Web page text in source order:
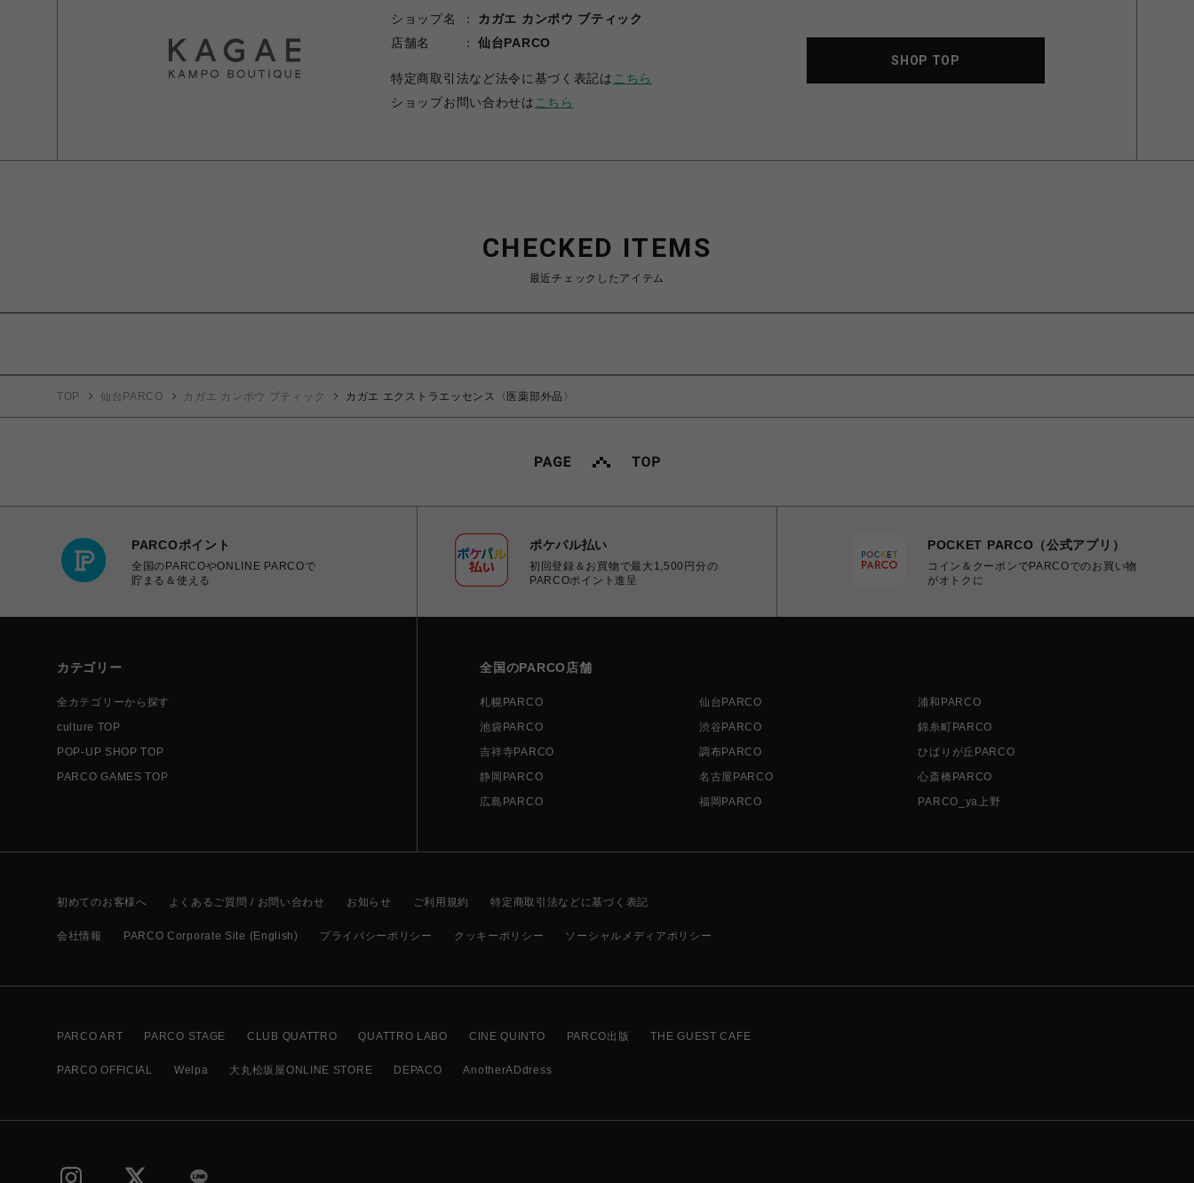
ショップ名
カガエ カンポウ ブティック
店舗名
仙台PARCO
特定商取引法など法令に基づく表記は こちら
ショップお問い合わせは こちら
SHOP TOP
CHECKED ITEMS
最近チェックしたアイテム
TOP 仙台PARCO カガエ カンポウ ブティック カガエ エクストラエッセンス〈医薬部外品〉
PARCOポイント
全国のPARCOやONLINE PARCOで
貯まる＆使える
ポケパル払い
初回登録＆お買物で最大1,500円分の
PARCOポイント進呈
POCKET PARCO（公式アプリ）
コイン＆クーポンでPARCOでのお買い物
がオトクに
カテゴリー
全カテゴリーから探す
culture TOP
POP-UP SHOP TOP
PARCO GAMES TOP
全国のPARCO店舗
札幌PARCO 仙台PARCO
浦和PARCO
池袋PARCO
渋谷PARCO
錦糸町PARCO
吉祥寺PARCO
調布PARCO
ひばりが丘PARCO
静岡PARCO
名古屋PARCO
心斎橋PARCO
広島PARCO
福岡PARCO PARCO_ya上野
初めてのお客様へ よくあるご質問 / お問い合わせ お知らせ ご利用規約 特定商取引法などに基づく表記
会社情報 PARCO Corporate Site (English) プライバシーポリシー クッキーポリシー ソーシャルメディアポリシー
PARCO ART PARCO STAGE CLUB QUATTRO QUATTRO LABO CINE QUINTO PARCO出版 THE GUEST CAFE
PARCO OFFICIAL Welpa 大丸松坂屋ONLINE STORE DEPACO AnotherADdress